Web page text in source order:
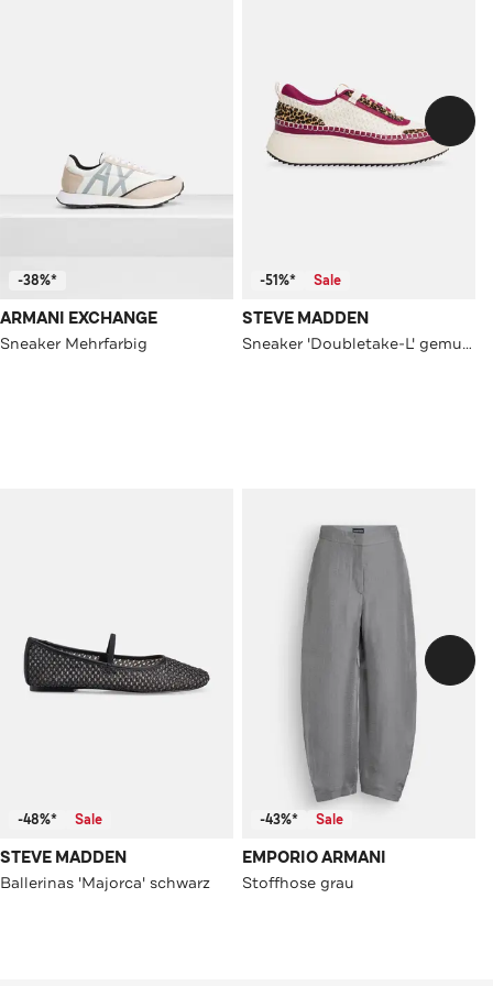
-38%*
ARMANI EXCHANGE
Sneaker Mehrfarbig
-51%* Sale
STEVE MADDEN
Sneaker 'Doubletake-L' gemustert
-48%* Sale
STEVE MADDEN
Ballerinas 'Majorca' schwarz
-43%* Sale
EMPORIO ARMANI
Stoffhose grau